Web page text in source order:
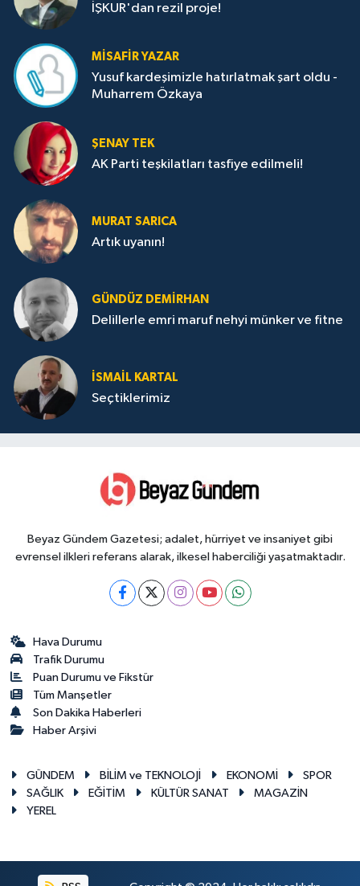
İŞKUR'dan rezil proje!
MISAFIR YAZAR
Yusuf kardeşimizle hatırlatmak şart oldu -
Muharrem Özkaya
ŞENAY TEK
AK Parti teşkilatları tasfiye edilmeli!
MURAT SARICA
Artık uyanın!
GÜNDÜZ DEMIRHAN
Delillerle emri maruf nehyi münker ve fitne
İSMAIL KARTAL
Seçtiklerimiz
Beyaz Gündem Gazetesi; adalet, hürriyet ve insaniyet gibi
evrensel ilkleri referans alarak, ilkesel haberciliği yaşatmaktadır.
Hava Durumu
Trafik Durumu
Puan Durumu ve Fikstür
Tüm Manşetler
Son Dakika Haberleri
Haber Arşivi
GÜNDEM BİLİM ve TEKNOLOJİ EKONOMİ
SPOR
SAĞLIK
EĞİTİM KÜLTÜR SANAT
MAGAZİN
YEREL